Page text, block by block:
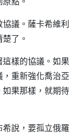
議。薩卡希維利
了。
樣的協議。如果
重新強化喬治亞
果那樣，就期待
說，要孤立俄羅